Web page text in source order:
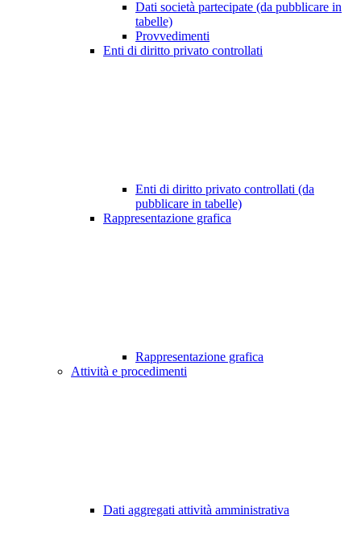
Dati società partecipate (da pubblicare in
tabelle)
Provvedimenti
Enti di diritto privato controllati
Enti di diritto privato controllati (da
pubblicare in tabelle)
Rappresentazione grafica
Rappresentazione grafica
Attività e procedimenti
Dati aggregati attività amministrativa